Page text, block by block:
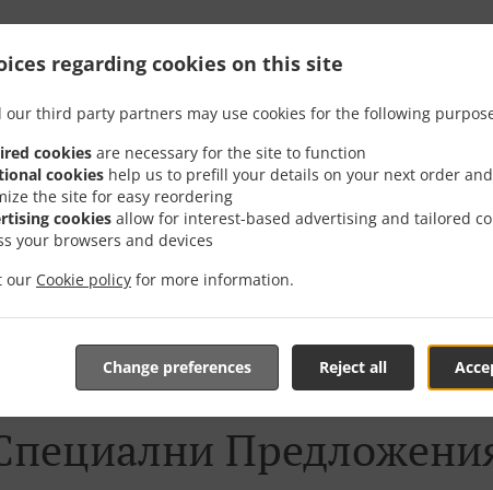
regarding cookies on this site
our third party partners may use cookies for the following
cookies are necessary for the site to function
cookies help us to prefill your details on your next order
the site for easy reordering
cookies allow for interest-based advertising and tailored
your browsers and devices
our Cookie policy for more information.
Reject all
Change preferences
В София НПЗ
НПЗ ИзтокМладост и с удоволствие ще приемем
ти.
от нашето интерактивно меню и да направиш
потвърдим заявката ти и изпратим обратна връзка